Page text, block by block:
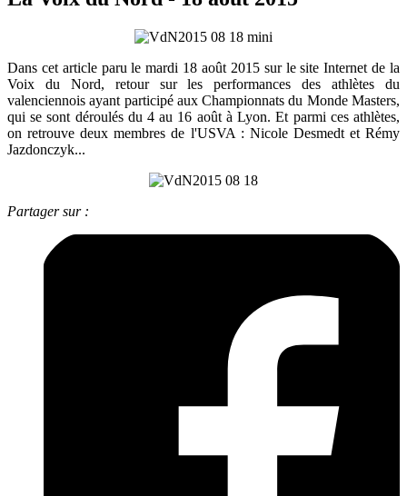
Dans cet article paru le mardi 18 août 2015 sur le site Internet de la
Voix du Nord, retour sur les performances des athlètes du
valenciennois ayant participé aux Championnats du Monde Masters,
qui se sont déroulés du 4 au 16 août à Lyon. Et parmi ces athlètes,
on retrouve deux membres de l'USVA : Nicole Desmedt et Rémy
Jazdonczyk...
Partager sur :